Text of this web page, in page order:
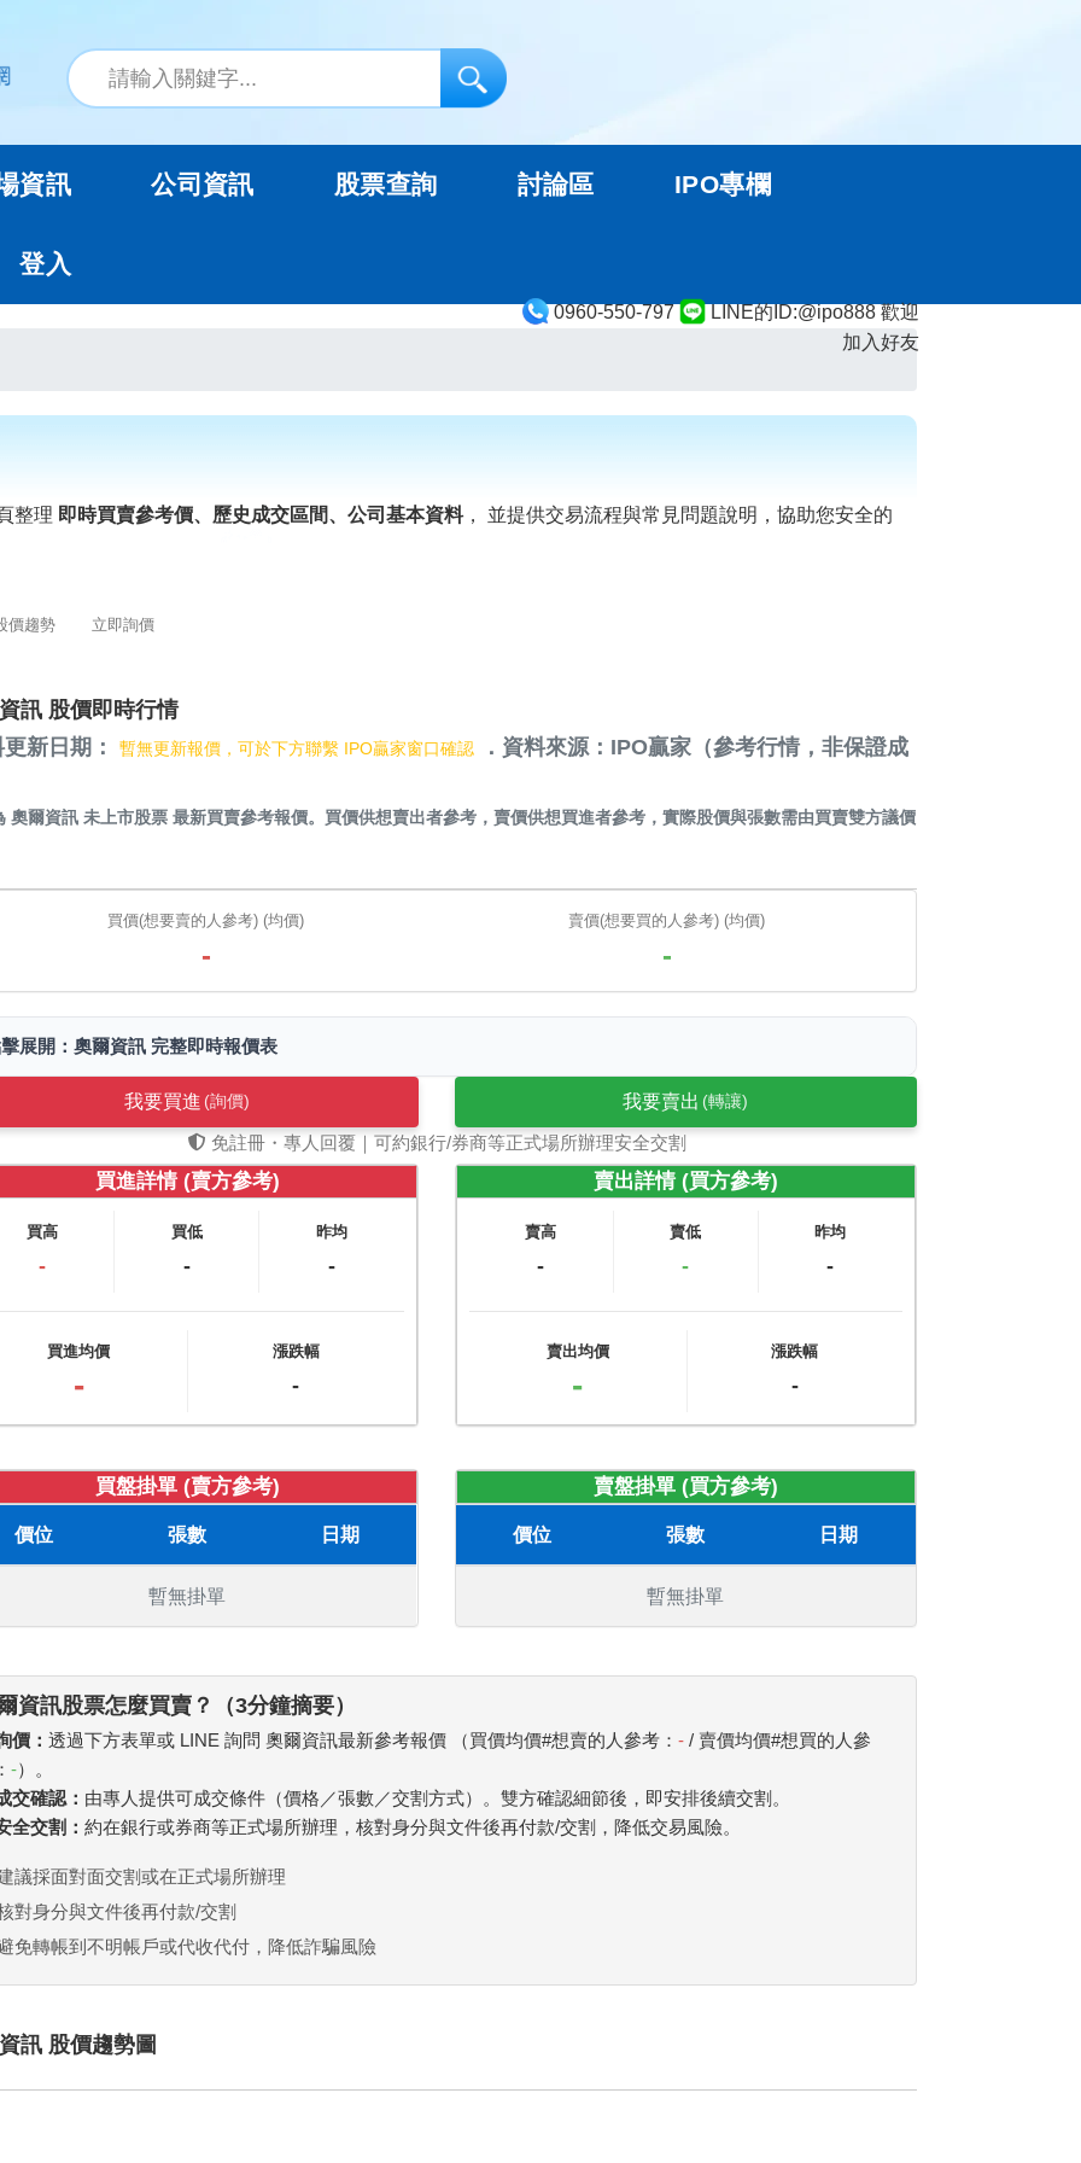
0960-550-797
LINE的ID:@ipo888 歡迎
加入好友
資訊 公司資訊 股票查詢 討論區 IPO專欄
登入
整理 即時買賣參考價、歷史成交區間、公司基本資料， 並提供交易流程與常見問題說明，協助您安全的
價趨勢 立即詢價
訊 股價即時行情
更新日期：暫無更新報價，可於下方聯繫 IPO贏家窗口確認
．資料來源：IPO贏家（參考行情，非保證成
奧爾資訊 未上市股票 最新買賣參考報價。買價供想賣出者參考，賣價供想買進者參考，實際股價與張數需由買賣雙方議價
買價(想要賣的人參考) (均價)
-
賣價(想要買的人參考) (均價)
-
展開：奧爾資訊 完整即時報價表
我要買進 (詢價) 我要賣出 (轉讓)
免註冊・專人回覆｜可約銀行/券商等正式場所辦理安全交割
買進詳情 (賣方參考)
買高
-
買低
-
昨均
-
買進均價
-
漲跌幅
-
賣出詳情 (買方參考)
賣高
-
賣低
-
昨均
-
賣出均價
-
漲跌幅
-
買盤掛單 (賣方參考)
價位 張數 日期
暫無掛單
賣盤掛單 (買方參考)
價位 張數 日期
暫無掛單
資訊股票怎麼買賣？（3分鐘摘要）
價：透過下方表單或 LINE 詢問 奧爾資訊最新參考報價 （買價均價#想賣的人參考：- / 賣價均價#想買的人參
-）。
交確認： 由專人提供可成交條件（價格／張數／交割方式）。雙方確認細節後，即安排後續交割。
全交割：約在銀行或券商等正式場所辦理，核對身分與文件後再付款/交割，降低交易風險。
議採面對面交割或在正式場所辦理
對身分與文件後再付款/交割
免轉帳到不明帳戶或代收代付，降低詐騙風險
訊 股價趨勢圖